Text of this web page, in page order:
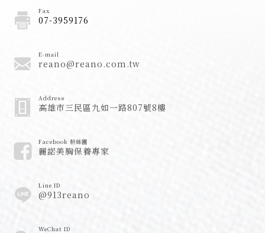
Fax
07-3959176
E-mail
reano@reano.com.tw
Address
高雄市三民區九如一路807號8樓
Facebook 粉絲團
麗諾美胸保養專家
Line ID
@913reano
WeChat ID